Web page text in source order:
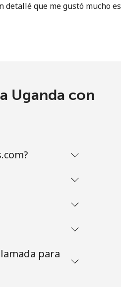
que me gustó mucho es
Uganda con
para